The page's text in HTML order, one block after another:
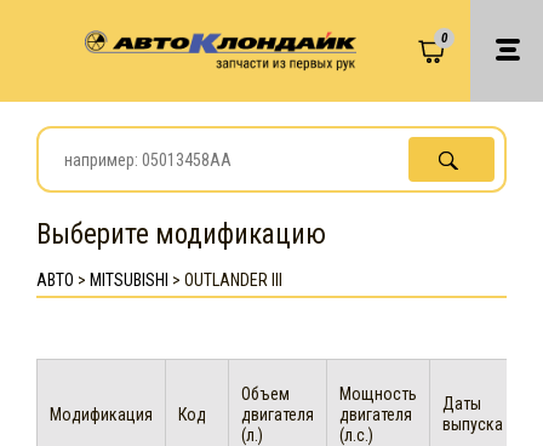
0
Выберите модификацию
АВТО > MITSUBISHI > OUTLANDER III
Модификация Код
Объем
двигателя
(л.)
Мощность
двигателя
(л.с.)
Даты
выпуска